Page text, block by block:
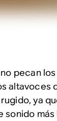
pecan
altavoces
ya
más